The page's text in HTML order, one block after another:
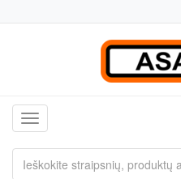
Toggle navigation